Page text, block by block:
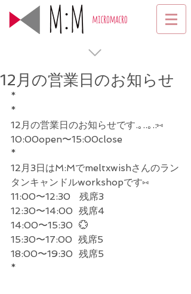
12月の営業日のお知らせ
*
*
12月の営業日のお知らせです.｡..｡.:⑅
10:00open〜15:00close
*
12月3日はM:Mでmeltxwishさんのラン
タンキャンドルworkshopです⑅
11:00〜12:30   残席3
12:30〜14:00  残席4
14:00〜15:30  💮
15:30〜17:00  残席5
18:00〜19:30  残席5
*